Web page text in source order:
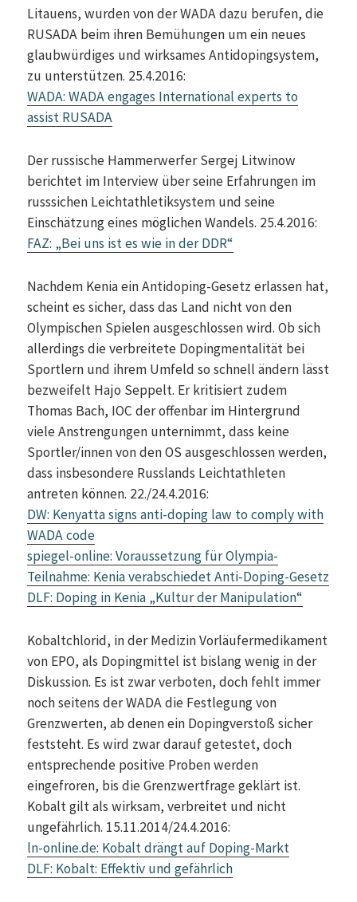
Litauens, wurden von der WADA dazu berufen, die
RUSADA beim ihren Bemühungen um ein neues
glaubwürdiges und wirksames Antidopingsystem,
zu unterstützen. 25.4.2016:
WADA: WADA engages International experts to
assist RUSADA
Der russische Hammerwerfer Sergej Litwinow
berichtet im Interview über seine Erfahrungen im
russsichen Leichtathletiksystem und seine
Einschätzung eines möglichen Wandels. 25.4.2016:
FAZ: „Bei uns ist es wie in der DDR“
Nachdem Kenia ein Antidoping-Gesetz erlassen hat,
scheint es sicher, dass das Land nicht von den
Olympischen Spielen ausgeschlossen wird. Ob sich
allerdings die verbreitete Dopingmentalität bei
Sportlern und ihrem Umfeld so schnell ändern lässt
bezweifelt Hajo Seppelt. Er kritisiert zudem
Thomas Bach, IOC der offenbar im Hintergrund
viele Anstrengungen unternimmt, dass keine
Sportler/innen von den OS ausgeschlossen werden,
dass insbesondere Russlands Leichtathleten
antreten können. 22./24.4.2016:
DW: Kenyatta signs anti-doping law to comply with
WADA code
spiegel-online: Voraussetzung für Olympia-
Teilnahme: Kenia verabschiedet Anti-Doping-Gesetz
DLF: Doping in Kenia „Kultur der Manipulation“
Kobaltchlorid, in der Medizin Vorläufermedikament
von EPO, als Dopingmittel ist bislang wenig in der
Diskussion. Es ist zwar verboten, doch fehlt immer
noch seitens der WADA die Festlegung von
Grenzwerten, ab denen ein Dopingverstoß sicher
feststeht. Es wird zwar darauf getestet, doch
entsprechende positive Proben werden
eingefroren, bis die Grenzwertfrage geklärt ist.
Kobalt gilt als wirksam, verbreitet und nicht
ungefährlich. 15.11.2014/24.4.2016:
ln-online.de: Kobalt drängt auf Doping-Markt
DLF: Kobalt: Effektiv und gefährlich